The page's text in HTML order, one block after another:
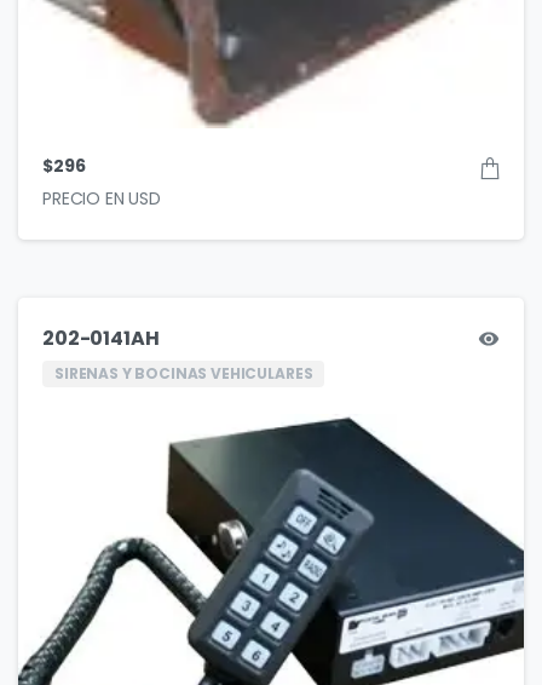
$296
202-0141AH
SIRENAS Y BOCINAS VEHICULARES